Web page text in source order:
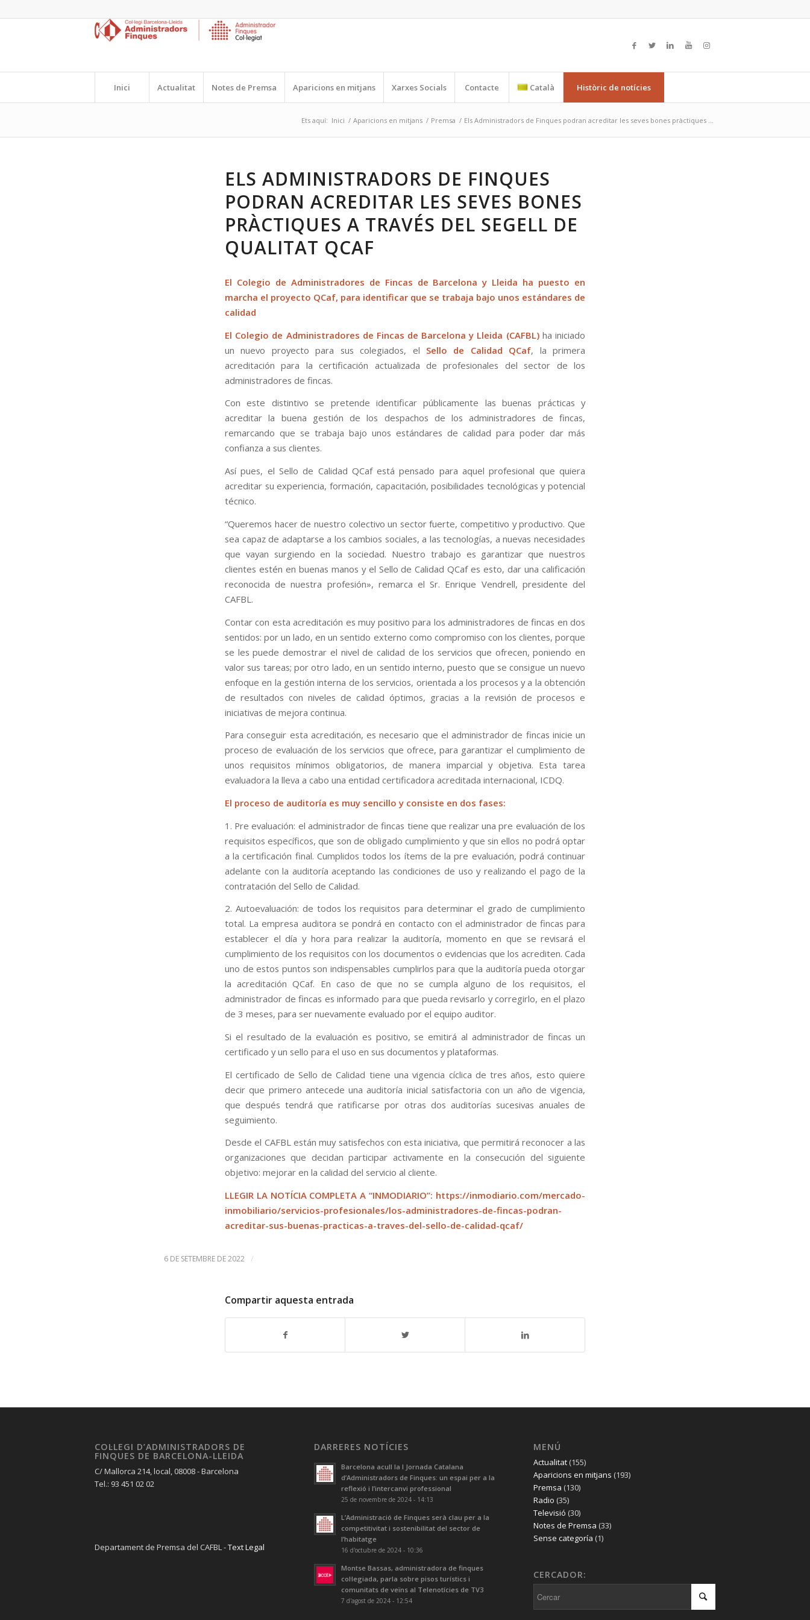
Inici Actualitat Notes de Premsa Aparicions en mitjans Xarxes Socials Contacte Català Històric de notícies
Ets aquí: Inici / Aparicions en mitjans / Premsa / Els Administradors de Finques podran acreditar les seves bones pràctiques ...
ELS ADMINISTRADORS DE FINQUES
PODRAN ACREDITAR LES SEVES BONES
PRÀCTIQUES A TRAVÉS DEL SEGELL DE
QUALITAT QCAF
El Colegio de Administradores de Fincas de Barcelona y Lleida ha puesto en
marcha el proyecto QCaf, para identificar que se trabaja bajo unos estándares de
calidad
El Colegio de Administradores de Fincas de Barcelona y Lleida (CAFBL)ha iniciado
un nuevo proyecto para sus colegiados, el Sello de Calidad QCaf, la primera
acreditación para la certificación actualizada de profesionales del sector de los
administradores de fincas.
Con este distintivo se pretende identificar públicamente las buenas prácticas y
acreditar la buena gestión de los despachos de los administradores de fincas,
remarcando que se trabaja bajo unos estándares de calidad para poder dar más
confianza a sus clientes.
Así pues, el Sello de Calidad QCaf está pensado para aquel profesional que quiera
acreditar su experiencia, formación, capacitación, posibilidades tecnológicas y potencial
técnico.
“Queremos hacer de nuestro colectivo un sector fuerte, competitivo y productivo. Que
sea capaz de adaptarse a los cambios sociales, a las tecnologías, a nuevas necesidades
que vayan surgiendo en la sociedad. Nuestro trabajo es garantizar que nuestros
clientes estén en buenas manos y el Sello de Calidad QCaf es esto, dar una calificación
reconocida de nuestra profesión», remarca el Sr. Enrique Vendrell, presidente del
CAFBL.
Contar con esta acreditación es muy positivo para los administradores de fincas en dos
sentidos: por un lado, en un sentido externo como compromiso con los clientes, porque
se les puede demostrar el nivel de calidad de los servicios que ofrecen, poniendo en
valor sus tareas; por otro lado, en un sentido interno, puesto que se consigue un nuevo
enfoque en la gestión interna de los servicios, orientada a los procesos y a la obtención
de resultados con niveles de calidad óptimos, gracias a la revisión de procesos e
iniciativas de mejora continua.
Para conseguir esta acreditación, es necesario que el administrador de fincas inicie un
proceso de evaluación de los servicios que ofrece, para garantizar el cumplimiento de
unos requisitos mínimos obligatorios, de manera imparcial y objetiva. Esta tarea
evaluadora la lleva a cabo una entidad certificadora acreditada internacional, ICDQ.
El proceso de auditoría es muy sencillo y consiste en dos fases:
1. Pre evaluación: el administrador de fincas tiene que realizar una pre evaluación de los
requisitos específicos, que son de obligado cumplimiento y que sin ellos no podrá optar
a la certificación final. Cumplidos todos los ítems de la pre evaluación, podrá continuar
adelante con la auditoría aceptando las condiciones de uso y realizando el pago de la
contratación del Sello de Calidad.
2. Autoevaluación: de todos los requisitos para determinar el grado de cumplimiento
total. La empresa auditora se pondrá en contacto con el administrador de fincas para
establecer el día y hora para realizar la auditoría, momento en que se revisará el
cumplimiento de los requisitos con los documentos o evidencias que los acrediten. Cada
uno de estos puntos son indispensables cumplirlos para que la auditoría pueda otorgar
la acreditación QCaf. En caso de que no se cumpla alguno de los requisitos, el
administrador de fincas es informado para que pueda revisarlo y corregirlo, en el plazo
de 3 meses, para ser nuevamente evaluado por el equipo auditor.
Si el resultado de la evaluación es positivo, se emitirá al administrador de fincas un
certificado y un sello para el uso en sus documentos y plataformas.
El certificado de Sello de Calidad tiene una vigencia cíclica de tres años, esto quiere
decir que primero antecede una auditoría inicial satisfactoria con un año de vigencia,
que después tendrá que ratificarse por otras dos auditorías sucesivas anuales de
seguimiento.
Desde el CAFBL están muy satisfechos con esta iniciativa, que permitirá reconocer a las
organizaciones que decidan participar activamente en la consecución del siguiente
objetivo: mejorar en la calidad del servicio al cliente.
LLEGIR LA NOTÍCIA COMPLETA A “INMODIARIO”: https://inmodiario.com/mercado-
inmobiliario/servicios-profesionales/los-administradores-de-fincas-podran-
acreditar-sus-buenas-practicas-a-traves-del-sello-de-calidad-qcaf/
6 DE SETEMBRE DE 2022 /
Compartir aquesta entrada
COL·LEGI D’ADMINISTRADORS DE
FINQUES DE BARCELONA-LLEIDA
C/ Mallorca 214, local, 08008 - Barcelona
Tel.: 93 451 02 02
Departament de Premsa del CAFBL -Text Legal
DARRERES NOTÍCIES
Barcelona acull la I Jornada Catalana
d’Administradors de Finques: un espai per a la
reflexió i l’intercanvi professional
25 de novembre de 2024 - 14:13
L’Administració de Finques serà clau per a la
competitivitat i sostenibilitat del sector de
l’habitatge
16 d'octubre de 2024 - 10:36
Montse Bassas, administradora de finques
col·legiada, parla sobre pisos turístics i
comunitats de veïns al Telenotícies de TV3
7 d'agost de 2024 - 12:54
MENÚ
Actualitat(155)
Aparicions en mitjans (193)
Premsa (130)
Radio (35)
Televisió (30)
Notes de Premsa (33)
Sense categoría (1)
CERCADOR: